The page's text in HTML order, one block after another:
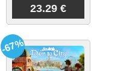
23.29 €
-67%